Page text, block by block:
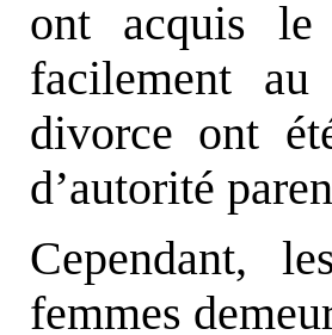
ont acquis
facilement
divorce ont
d’autorité
Cependant,
femmes